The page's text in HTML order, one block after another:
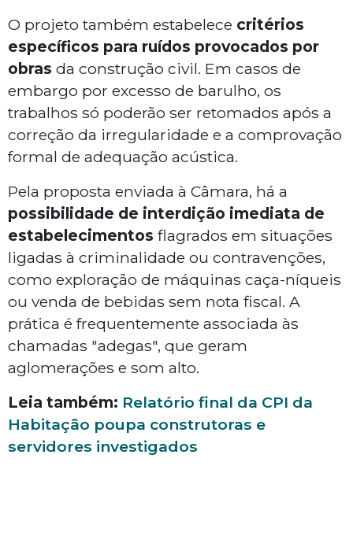
O projeto também estabelece critérios
específicos para ruídos provocados por
obras da construção civil. Em casos de
embargo por excesso de barulho, os
trabalhos só poderão ser retomados após a
correção da irregularidade e a comprovação
formal de adequação acústica.
Pela proposta enviada à Câmara, há a
possibilidade de interdição imediata de
estabelecimentos flagrados em situações
ligadas à criminalidade ou contravenções,
como exploração de máquinas caça-níqueis
ou venda de bebidas sem nota fiscal. A
prática é frequentemente associada às
chamadas "adegas", que geram
aglomerações e som alto.
Leia também: Relatório final da CPI da
Habitação poupa construtoras e
servidores investigados